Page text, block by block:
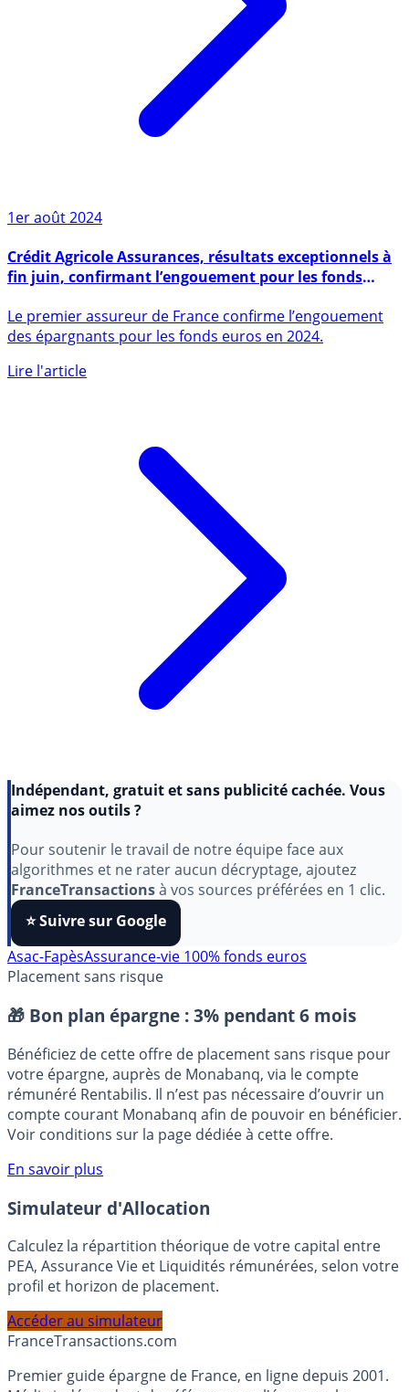
Crédit Agricole Assurances, résultats exceptionnels à
euros
Le premier assureur de France confirme l’engouement
des épargnants pour les fonds euros en 2024.
Indépendant, gratuit et sans publicité cachée. Vous
Pour soutenir le travail de notre équipe face aux
algorithmes et ne rater aucun décryptage, ajoutez
FranceTransactionsà vos sources préférées en 1 clic.
⭐️ Suivre sur Google
Asac-FapèsAssurance-vie 100% fonds euros
Placement sans risque
🎁 Bon plan épargne : 3% pendant 6 mois
Bénéficiez de cette offre de placement sans risque pour
votre épargne, auprès de Monabanq, via le compte
rémunéré Rentabilis. Il n’est pas nécessaire d’ouvrir un
compte courant Monabanq afin de pouvoir en bénéficier.
Voir conditions sur la page dédiée à cette offre.
En savoir plus
Simulateur d'Allocation
Calculez la répartition théorique de votre capital entre
PEA, Assurance Vie et Liquidités rémunérées, selon votre
profil et horizon de placement.
Accéder au simulateur
FranceTransactions.com